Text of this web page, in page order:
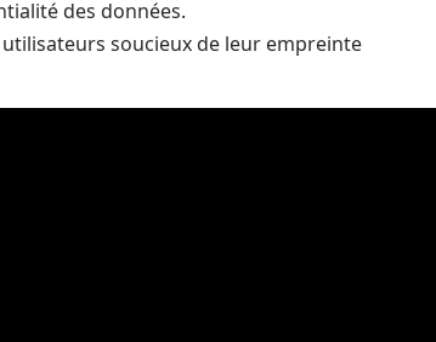
des données.
soucieux de leur empreinte